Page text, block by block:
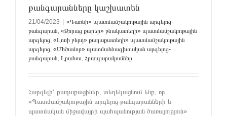
թանգարանները կաշխատեն
21/04/2023
«Գառնի» պատմամշակութային արգելոց-
թանգարան, «Զորաց քարեր» բնակատեղի» պատմամշակութային
արգելոց, «Լոռի բերդ» քաղաքատեղի» պատմամշակութային
արգելոց, «Մեծամոր» պատմահնագիտական արգելոց-
թանգարան, Լրահոս, Հրապարակումներ
Հարգելի՛ քաղաքացիներ, տեղեկացնում ենք, որ
«Պատմամշակութային արգելոց-թանգարանների և
պատմական միջավայրի պահպանության ծառայություն»